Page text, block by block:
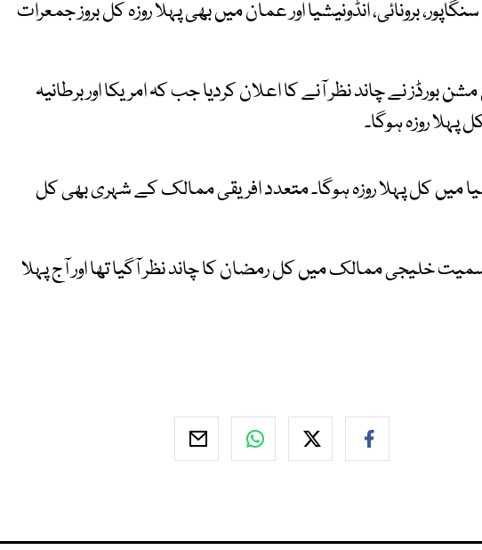
برونائی، انڈونیشیا اور عمان میں بھی پہلا روزہ کل بروز جمعرات
بورڈز نے چاند نظر آنے کا اعلان کردیا جب کہ امریکا اور برطانیہ
پہلا روزہ ہوگا۔
میں کل پہلا روزہ ہوگا۔ متعدد افریقی ممالک کے شہری بھی کل
خلیجی ممالک میں کل رمضان کا چاند نظر آگیا تھا اور آج پہلا